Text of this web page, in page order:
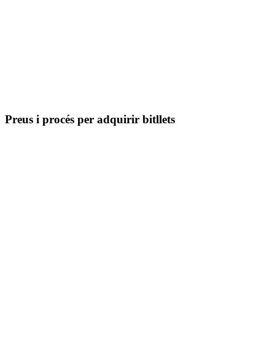
Preus i procés per adquirir bitllets